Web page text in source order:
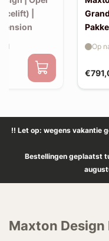
|
Op
!! Let op: wegens vakantie
Bestellingen geplaatst
Maxton Design